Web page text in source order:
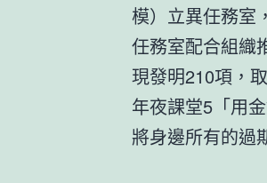
模）立異任務室
任務室配合組織
現發明210項，
年夜課堂5「用
將身邊所有的過